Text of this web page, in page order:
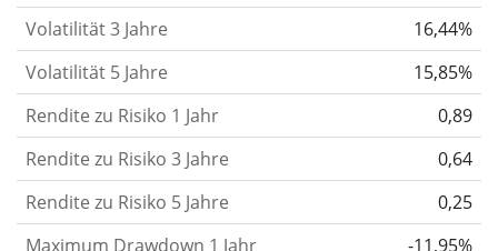
berechnen die Volatilität auf Basis der Daten der
letzten 1, 3 und 5 Jahre, damit du sehen kannst, ob
die Kursschwankungen im Laufe der Zeit stärker
oder schwächer wurden. Weitere Informationen
findest du in unserem Artikel:
Risikomass.
Rendite pro Risikofür Zeiträume von 1, 3 und 5
Volatilität 3 Jahre
16,44%
Volatilität 5 Jahre
15,85%
Rendite zu Risiko 1 Jahr
0,89
Rendite zu Risiko 3 Jahre
0,64
Rendite zu Risiko 5 Jahre
0,25
Maximum Drawdown 1 Jahr
-11,95%